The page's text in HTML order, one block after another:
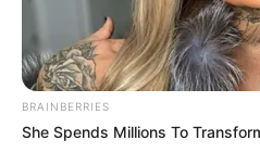
BRAINBERRIES
BRAINBERRIES
She Spends Millions To